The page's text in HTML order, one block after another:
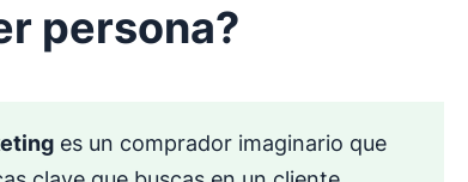
persona?
es un comprador imaginario que